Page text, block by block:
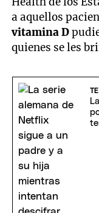
a aquellos
vitamina D
quienes se les